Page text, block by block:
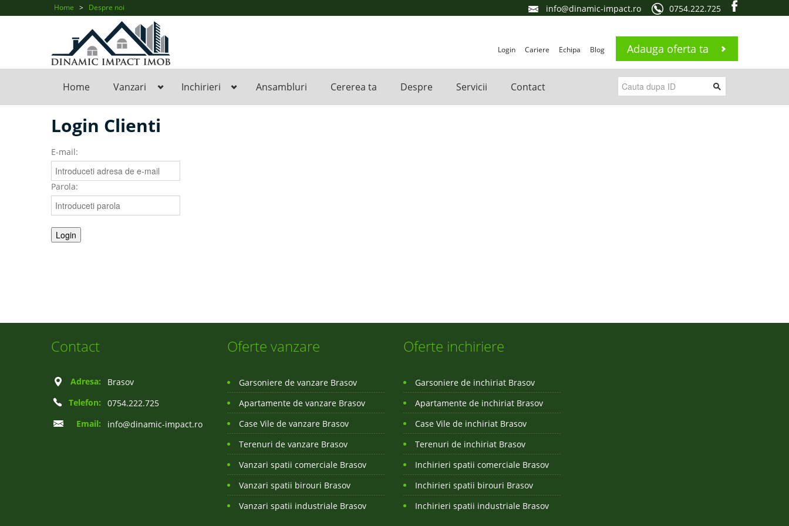
Home > Despre noi info@dinamic-impact.ro 0754.222.725
Login Cariere Echipa Blog Adauga oferta ta
Home Vanzari Inchirieri Ansambluri Cererea ta Despre Servicii Contact
Login Clienti
E-mail:
Parola:
Contact
Adresa:
Brasov
Telefon:
0754.222.725
Email:
info@dinamic-impact.ro
Oferte vanzare
Garsoniere de vanzare Brasov
Apartamente de vanzare Brasov
Case Vile de vanzare Brasov
Terenuri de vanzare Brasov
Vanzari spatii comerciale Brasov
Vanzari spatii birouri Brasov
Vanzari spatii industriale Brasov
Oferte inchiriere
Garsoniere de inchiriat Brasov
Apartamente de inchiriat Brasov
Case Vile de inchiriat Brasov
Terenuri de inchiriat Brasov
Inchirieri spatii comerciale Brasov
Inchirieri spatii birouri Brasov
Inchirieri spatii industriale Brasov